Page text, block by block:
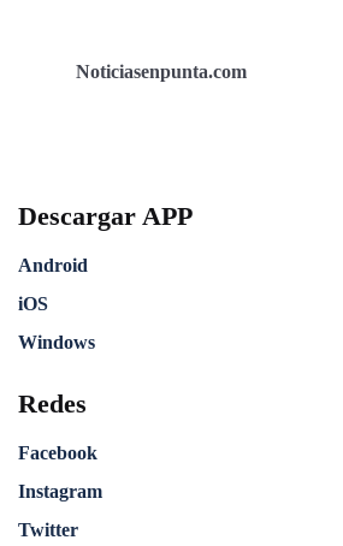
Noticiasenpunta.com
Descargar APP
Android
iOS
Windows
Redes
Facebook
Instagram
Twitter